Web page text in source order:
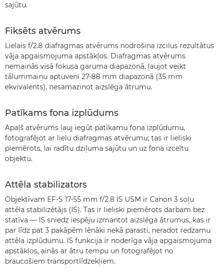
sajūtu.
Fiksēts atvērums
Lielais f/2.8 diafragmas atvērums nodrošina izcilus rezultātus
vāja apgaismojuma apstākļos. Diafragmas atvērums
nemainās visā fokusa garuma diapazonā, ļaujot veikt
tālummaiņu aptuveni 27-88 mm diapazonā (35 mm
ekvivalents), nesamazinot aizslēga ātrumu.
Patīkams fona izplūdums
Apaļš atvērums ļauj iegūt patīkamu fona izplūdumu,
fotografējot ar lielu diafragmas atvērumu; tas ir lieliski
piemērots, lai radītu dziļuma sajūtu un uz fona izceltu
objektu.
Attēla stabilizators
Objektīvam EF-S 17-55 mm f/2.8 IS USM ir Canon 3 soļu
attēla stabilizētājs (IS). Tas ir lieliski piemērots darbam bez
statīva — IS sniedz iespēju izmantot aizslēga ātrumus, kas ir
par līdz pat 3 pakāpēm lēnāki nekā parasti, neradot redzamu
attēla izplūdumu. IS funkcija ir noderīga vāja apgaismojuma
apstākļos, ainās ar ātru tempu un fotografējot no
braucošiem transportlīdzekļiem.